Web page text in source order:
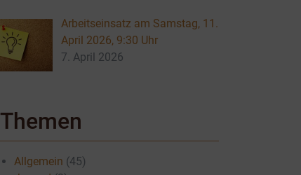
Arbeitseinsatz am Samstag, 11.
April 2026, 9:30 Uhr
7. April 2026
Themen
Allgemein (45)